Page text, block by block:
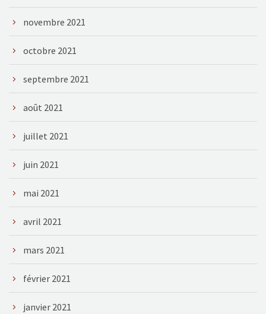
novembre 2021
octobre 2021
septembre 2021
août 2021
juillet 2021
juin 2021
mai 2021
avril 2021
mars 2021
février 2021
janvier 2021